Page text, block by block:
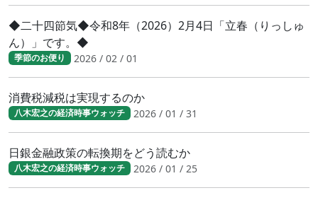
◆二十四節気◆令和8年（2026）2月4日「立春（りっしゅ
ん）」です。◆
季節のお便り 2026 / 02 / 01
消費税減税は実現するのか
八木宏之の経済時事ウォッチ 2026 / 01 / 31
日銀金融政策の転換期をどう読むか
八木宏之の経済時事ウォッチ 2026 / 01 / 25